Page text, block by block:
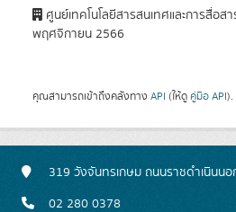
ศูนย์เทคโนโลยีสารสนเทศและการสื่อส
พฤศจิกายน 2566
คุณสามารถเข้าถึงคลังทาง API (ให้ดู คู่มือ API).
319 วังจันทรเกษม ถนนราชดำเนินน
02 280 0378